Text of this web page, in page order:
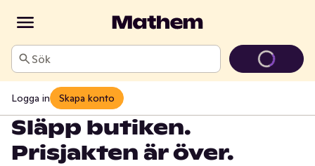
Sök
Logga in Skapa konto
Släpp butiken.
Prisjakten är över.